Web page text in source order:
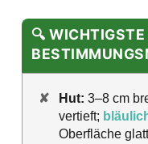
🔍 WICHTIGSTE
✘ Hut: 3–8 cm
vertieft;
Oberfläche